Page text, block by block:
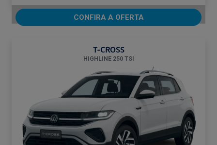
CONFIRA A OFERTA
T-CROSS
HIGHLINE 250 TSI